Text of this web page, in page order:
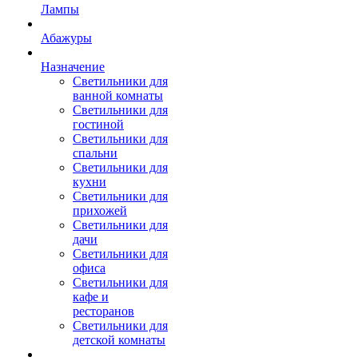
Лампы
Абажуры
Назначение
Светильники для
ванной комнаты
Светильники для
гостиной
Светильники для
спальни
Светильники для
кухни
Светильники для
прихожей
Светильники для
дачи
Светильники для
офиса
Светильники для
кафе и
ресторанов
Светильники для
детской комнаты